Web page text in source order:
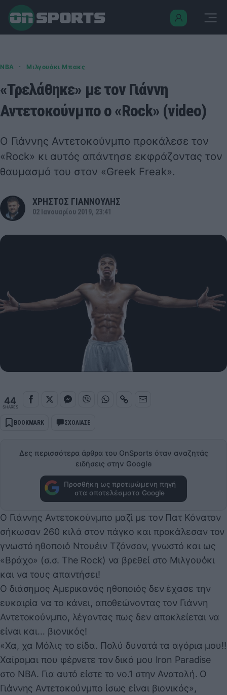
NBA · Μιλγουόκι Μπακς
«Τρελάθηκε» με τον Γιάννη
Αντετοκούνμπο ο «Rock» (video)
Ο Γιάννης Αντετοκούνμπο προκάλεσε τον
«Rock» κι αυτός απάντησε εκφράζοντας τον
θαυμασμό του στον «Greek Freak».
ΧΡΗΣΤΟΣ ΓΙΑΝΝΟΥΛΗΣ
02 Ιανουαρίου 2019, 23:41
44
SHARES
BOOKMARK ΣΧΟΛΙΑΣΕ
Δες περισσότερα άρθρα του OnSports όταν αναζητάς
ειδήσεις στην Google
Προσθήκη ως προτιμώμενη πηγή
στα αποτελέσματα Google
Ο Γιάννης Αντετοκούνμπο μαζί με τον Πατ Κόνατον
σήκωσαν 260 κιλά στον πάγκο και προκάλεσαν τον
γνωστό ηθοποιό Ντουέιν Τζόνσον, γνωστό και ως
«Βράχο» (σ.σ. The Rock) να βρεθεί στο Μιλγουόκι
και να τους απαντήσει!
Ο διάσημος Αμερικανός ηθοποιός δεν έχασε την
ευκαιρία να το κάνει, αποθεώνοντας τον Γιάννη
Αντετοκούνμπο, λέγοντας πως δεν αποκλείεται να
είναι και… βιονικός!
«Χα, χα Μόλις το είδα. Πολύ δυνατά τα αγόρια μου!!
Χαίρομαι που φέρνετε τον δικό μου Iron Paradise
στο ΝΒΑ. Για αυτό είστε το νο.1 στην Ανατολή. Ο
Γιάννης Αντετοκούνμπο ίσως είναι βιονικός»,